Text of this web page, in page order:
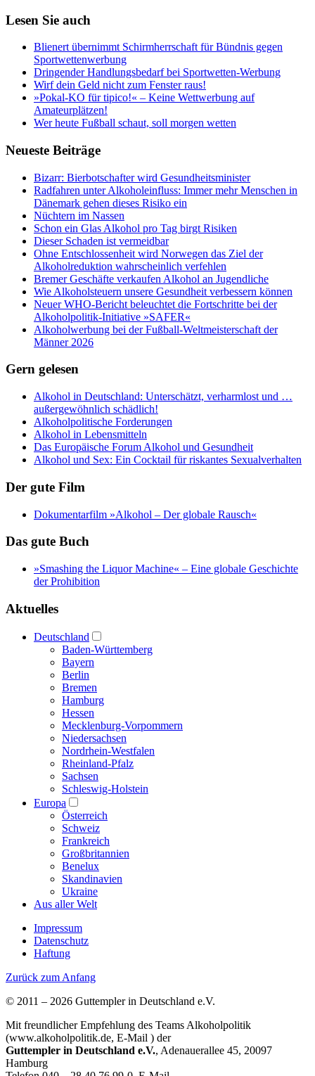
Lesen Sie auch
Blienert übernimmt Schirmherrschaft für Bündnis gegen
Sportwettenwerbung
Dringender Handlungsbedarf bei Sportwetten-Werbung
Wirf dein Geld nicht zum Fenster raus!
»Pokal-KO für tipico!« – Keine Wettwerbung auf
Amateurplätzen!
Wer heute Fußball schaut, soll morgen wetten
Neueste Beiträge
Bizarr: Bierbotschafter wird Gesundheitsminister
Radfahren unter Alkoholeinfluss: Immer mehr Menschen in
Dänemark gehen dieses Risiko ein
Nüchtern im Nassen
Schon ein Glas Alkohol pro Tag birgt Risiken
Dieser Schaden ist vermeidbar
Ohne Entschlossenheit wird Norwegen das Ziel der
Alkoholreduktion wahrscheinlich verfehlen
Bremer Geschäfte verkaufen Alkohol an Jugendliche
Wie Alkoholsteuern unsere Gesundheit verbessern können
Neuer WHO-Bericht beleuchtet die Fortschritte bei der
Alkoholpolitik-Initiative »SAFER«
Alkoholwerbung bei der Fußball-Weltmeisterschaft der
Männer 2026
Gern gelesen
Alkohol in Deutschland: Unterschätzt, verharmlost und …
außergewöhnlich schädlich!
Alkoholpolitische Forderungen
Alkohol in Lebensmitteln
Das Europäische Forum Alkohol und Gesundheit
Alkohol und Sex: Ein Cocktail für riskantes Sexualverhalten
Der gute Film
Dokumentarfilm »Alkohol – Der globale Rausch«
Das gute Buch
»Smashing the Liquor Machine« ‒ Eine globale Geschichte
der Prohibition
Aktuelles
Deutschland
Baden-Württemberg
Bayern
Berlin
Bremen
Hamburg
Hessen
Mecklenburg-Vorpommern
Niedersachsen
Nordrhein-Westfalen
Rheinland-Pfalz
Sachsen
Schleswig-Holstein
Europa
Österreich
Schweiz
Frankreich
Großbritannien
Benelux
Skandinavien
Ukraine
Aus aller Welt
Impressum
Datenschutz
Haftung
Zurück zum Anfang
© 2011 – 2026 Guttempler in Deutschland e.V.
Mit freundlicher Empfehlung des Teams Alkoholpolitik
(www.alkoholpolitik.de, E-Mail ) der
Guttempler in Deutschland e.V., Adenauerallee 45, 20097
Hamburg